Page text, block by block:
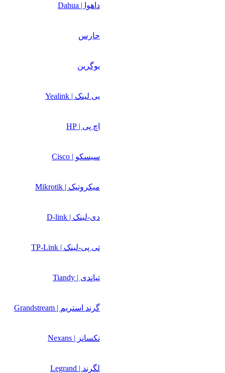
داهوا | Dahua
حارس
یوگرین
یی لینک | Yealink
اچ پی | HP
سیسکو | Cisco
میکروتیک | Mikrotik
دی-لینک | D-link
تی پی-لینک | TP-Link
تیاندی | Tiandy
گرند استریم | Grandstream
نکسانز | Nexans
لگرند | Legrand